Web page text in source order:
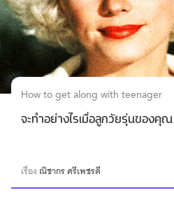
How to get along with teenager
จะทำอย่างไรเมื่อลูกวัยรุ่นของคุณ
เรื่องณิชากร ศรีเพชรดี